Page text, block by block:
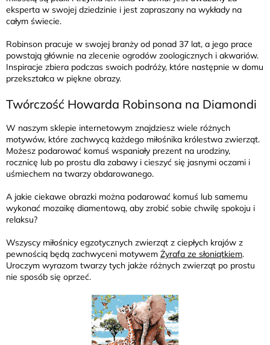
eksperta w swojej dziedzinie i jest zapraszany na wykłady na
całym świecie.
Robinson pracuje w swojej branży od ponad 37 lat, a jego prace
powstają głównie na zlecenie ogrodów zoologicznych i akwariów.
Inspiracje zbiera podczas swoich podróży, które następnie w domu
przekształca w piękne obrazy.
Twórczość Howarda Robinsona na Diamondi
W naszym sklepie internetowym znajdziesz wiele różnych
motywów, które zachwycą każdego miłośnika królestwa zwierząt.
Możesz podarować komuś wspaniały prezent na urodziny,
rocznicę lub po prostu dla zabawy i cieszyć się jasnymi oczami i
uśmiechem na twarzy obdarowanego.
A jakie ciekawe obrazki można podarować komuś lub samemu
wykonać mozaikę diamentową, aby zrobić sobie chwilę spokoju i
relaksu?
Wszyscy miłośnicy egzotycznych zwierząt z ciepłych krajów z
pewnością będą zachwyceni motywem Żyrafa ze słoniątkiem.
Uroczym wyrazom twarzy tych jakże różnych zwierząt po prostu
nie sposób się oprzeć.